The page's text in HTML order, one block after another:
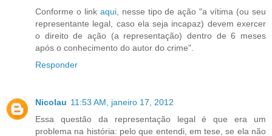
Conforme o link aqui, nesse tipo de ação "a vítima (ou seu
representante legal, caso ela seja incapaz) devem exercer
o direito de ação (a representação) dentro de 6 meses
após o conhecimento do autor do crime".
Responder
Nicolau 11:53 AM, janeiro 17, 2012
Essa questão da representação legal é que era um
problema na história: pelo que entendi, em tese, se ela não